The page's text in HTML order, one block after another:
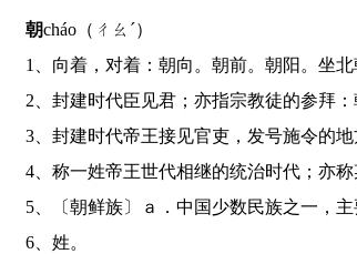
朝cháo（ㄔㄠˊ）
1、向着，对着：朝向。朝前。朝阳。坐北
2、封建时代臣见君；亦指宗教徒的参拜
3、封建时代帝王接见官吏，发号施令
4、称一姓帝王世代相继的统治时代；亦
5、〔朝鲜族〕ａ．中国少数民族之一
6、姓。